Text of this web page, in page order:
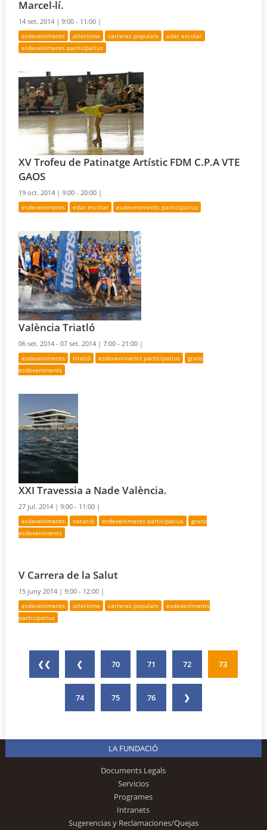
Marcel-lí.
14 set. 2014 |9:00 - 11:00 |
esdeveniments atletisme carreres populars
edat escolar
esdeveniments participatius
XV Trofeu de Patinatge Artístic FDM C.P.A VTE
GAOS
19 oct. 2014 |9:00 - 20:00 |
esdeveniments edat escolar esdeveniments participatius
València Triatló
06 set. 2014 - 07 set. 2014 |7:00 - 21:00 |
esdeveniments triatló esdeveniments participatius
grans
esdeveniments
XXI Travessia a Nade València.
27 jul. 2014 |9:00 - 11:00 |
esdeveniments natació esdeveniments participatius
grans
esdeveniments
V Carrera de la Salut
15 juny 2014 |9:00 - 12:00 |
esdeveniments atletisme carreres populars
esdeveniments
participatius
❮❮ ❮ 70 71 72 73
74 75 76 ❯
LA FUNDACIÓ
Documents Legals
Servicios
Programes
Intranets
Sugerencias y Reclamaciones/Quejas